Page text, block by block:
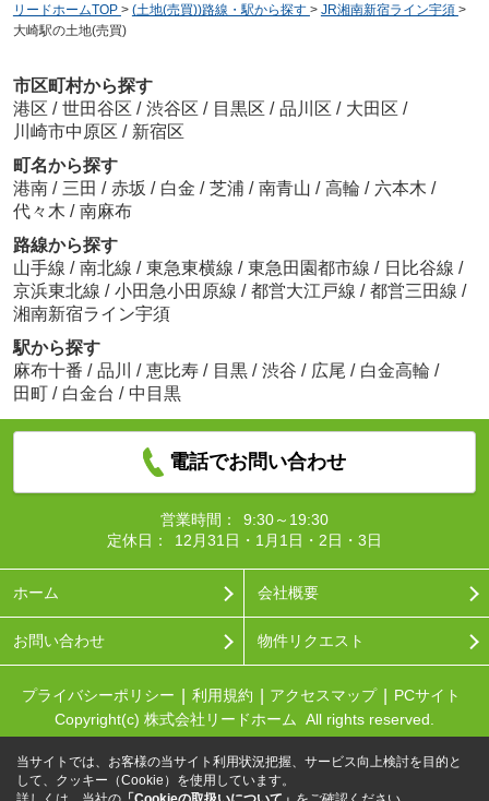
リードホームTOP > (土地(売買))路線・駅から探す > JR湘南新宿ライン宇須 >
大崎駅の土地(売買)
市区町村から探す
港区 / 世田谷区 / 渋谷区 / 目黒区 / 品川区 / 大田区 /
川崎市中原区 / 新宿区
町名から探す
港南 / 三田 / 赤坂 / 白金 / 芝浦 / 南青山 / 高輪 / 六本木 /
代々木 / 南麻布
路線から探す
山手線 / 南北線 / 東急東横線 / 東急田園都市線 / 日比谷線 /
京浜東北線 / 小田急小田原線 / 都営大江戸線 / 都営三田線 /
湘南新宿ライン宇須
駅から探す
麻布十番 / 品川 / 恵比寿 / 目黒 / 渋谷 / 広尾 / 白金高輪 /
田町 / 白金台 / 中目黒
電話でお問い合わせ
営業時間：
9:30～19:30
定休日：
12月31日・1月1日・2日・3日
ホーム 会社概要
お問い合わせ 物件リクエスト
プライバシーポリシー 利用規約 アクセスマップ
PCサイト
Copyright(c) 株式会社リードホーム All rights reserved.
当サイトでは、お客様の当サイト利用状況把握、サービス向上検討を目的と
して、クッキー（Cookie）を使用しています。